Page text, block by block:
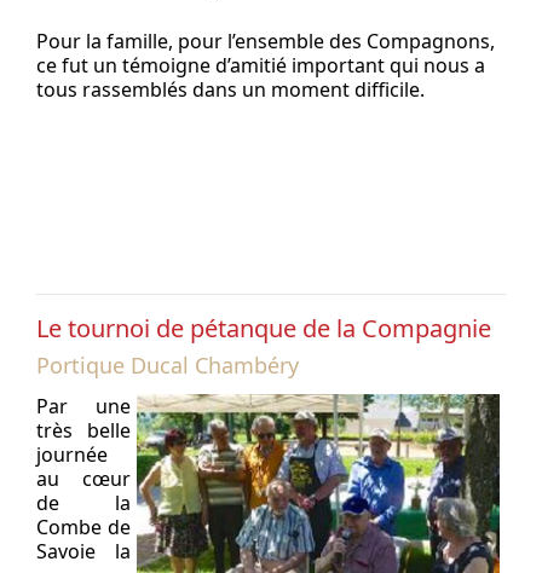
Pour la famille, pour l’ensemble des Compagnons,
ce fut un témoigne d’amitié important qui nous a
tous rassemblés dans un moment difficile.
Le tournoi de pétanque de la Compagnie
Portique Ducal Chambéry
Par une
très belle
journée
au cœur
de la
Combe de
Savoie la